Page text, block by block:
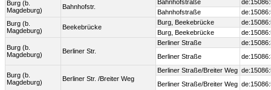
Burg (b.
Magdeburg)
Bahnhofstr.
Bahnhofstraße
Bahnhofstraße
Burg (b.
Magdeburg)
Beekebrücke
Burg, Beekebrücke
Burg, Beekebrücke
Burg (b.
Magdeburg)
Berliner Str.
Berliner Straße
Berliner Straße
Burg (b.
Magdeburg)
Berliner Str. /Breiter Weg
Berliner Straße/Breiter Weg
Berliner Straße/Breiter Weg